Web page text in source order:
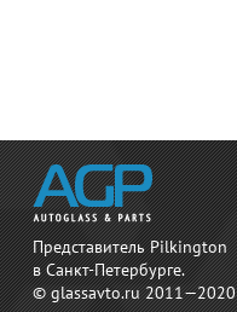
Представитель Pilkington
в Санкт-Петербурге.
© glassavto.ru 2011—2020